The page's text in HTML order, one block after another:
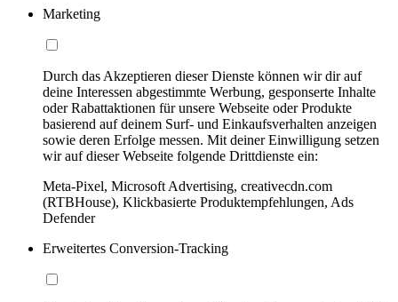
Marketing
Durch das Akzeptieren dieser Dienste können wir dir auf
deine Interessen abgestimmte Werbung, gesponserte Inhalte
oder Rabattaktionen für unsere Webseite oder Produkte
basierend auf deinem Surf- und Einkaufsverhalten anzeigen
sowie deren Erfolge messen. Mit deiner Einwilligung setzen
wir auf dieser Webseite folgende Drittdienste ein:
Meta-Pixel, Microsoft Advertising, creativecdn.com
(RTBHouse), Klickbasierte Produktempfehlungen, Ads
Defender
Erweitertes Conversion-Tracking